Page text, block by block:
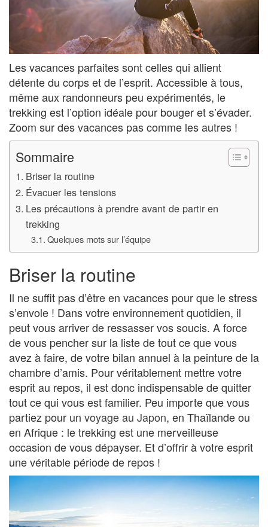
Les vacances parfaites sont celles qui allient
détente du corps et de l’esprit. Accessible à tous,
même aux randonneurs peu expérimentés, le
trekking est l’option idéale pour bouger et s’évader.
Zoom sur des vacances pas comme les autres !
Sommaire
Briser la routine
Évacuer les tensions
Les précautions à prendre avant de partir en
trekking
Quelques mots sur l’équipe
Briser la routine
Il ne suffit pas d’être en vacances pour que le stress
s’envole ! Dans votre environnement quotidien, il
peut vous arriver de ressasser vos soucis. A force
de vous pencher sur la liste de tout ce que vous
avez à faire, de votre bilan annuel à la peinture de la
chambre d’amis. Pour véritablement mettre votre
esprit au repos, il est donc indispensable de quitter
tout ce qui vous est familier. Peu importe que vous
partiez pour un voyage au Japon, en Thaïlande ou
en Afrique : le trekking est une merveilleuse
occasion de vous dépayser. Et d’offrir à votre esprit
une véritable période de repos !